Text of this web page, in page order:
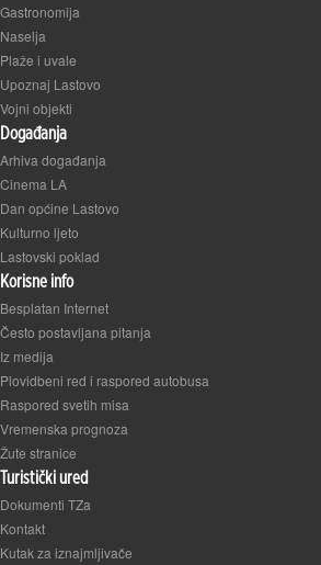
Gastronomija
Naselja
Plaže i uvale
Upoznaj Lastovo
Vojni objekti
Događanja
Arhiva događanja
Cinema LA
Dan općine Lastovo
Kulturno ljeto
Lastovski poklad
Korisne info
Besplatan Internet
Često postavljana pitanja
Iz medija
Plovidbeni red i raspored autobusa
Raspored svetih misa
Vremenska prognoza
Žute stranice
Turistički ured
Dokumenti TZa
Kontakt
Kutak za iznajmljivače